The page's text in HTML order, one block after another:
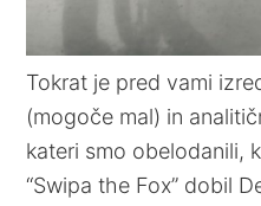
Tokrat je pred vami
(mogoče mal) in
kateri smo obelodanili,
“Swipa the Fox” dobil